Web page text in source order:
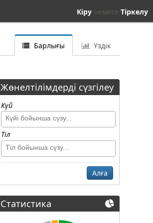
Кіру немесе Тіркелу
Барлығы Үздік
Жөнелтілімдерді сүзгілеу
Күй
Тіл
Алға
Статистика